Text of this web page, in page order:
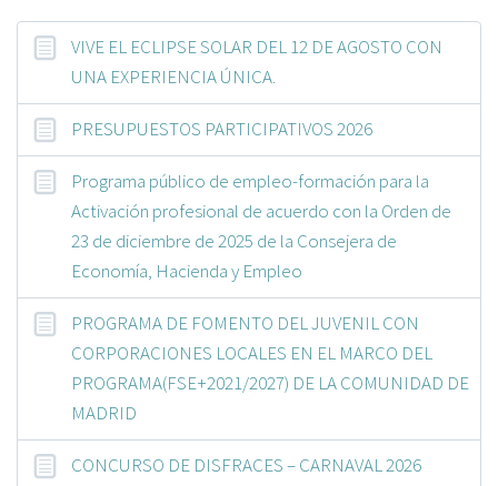
VIVE EL ECLIPSE SOLAR DEL 12 DE AGOSTO CON
UNA EXPERIENCIA ÚNICA.
PRESUPUESTOS PARTICIPATIVOS 2026
Programa público de empleo-formación para la
Activación profesional de acuerdo con la Orden de
23 de diciembre de 2025 de la Consejera de
Economía, Hacienda y Empleo
PROGRAMA DE FOMENTO DEL JUVENIL CON
CORPORACIONES LOCALES EN EL MARCO DEL
PROGRAMA(FSE+2021/2027) DE LA COMUNIDAD DE
MADRID
CONCURSO DE DISFRACES – CARNAVAL 2026